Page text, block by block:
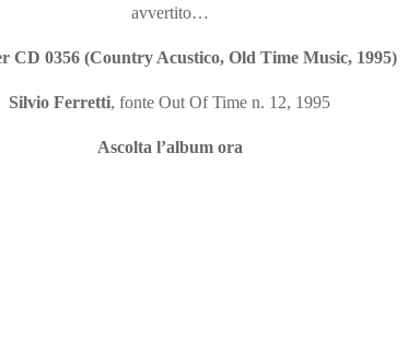
avvertito…
CD 0356 (Country Acustico, Old Time Music, 1995)
Silvio Ferretti, fonte Out Of Time n. 12, 1995
Ascolta l’album ora